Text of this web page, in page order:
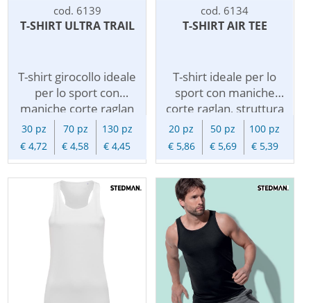
cod. 6139
T-SHIRT ULTRA TRAIL
T-shirt girocollo ideale
per lo sport con
maniche corte raglan
di colore contrastante,
cuciture flatlock per un
maggiore comfort,
laterali. Etichetta
removibile. 100%
poliestere gr.140/m2.
30 pz 70 pz
130 pz
€ 4,72
€ 4,58 € 4,45
cod. 6134
T-SHIRT AIR TEE
T-shirt ideale per lo
sport con maniche
corte raglan, struttura
con fasce laterali in
tessuto microforato di
colore contrastante,
collo. 100% poliestere
gr.140/m2.
20 pz 50 pz
100 pz
€ 5,86
€ 5,69 € 5,39